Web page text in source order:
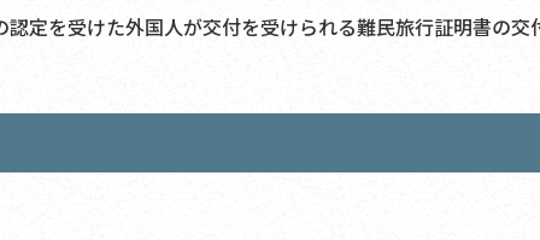
定を受けた外国人が交付を受けられる難民旅行証明書の